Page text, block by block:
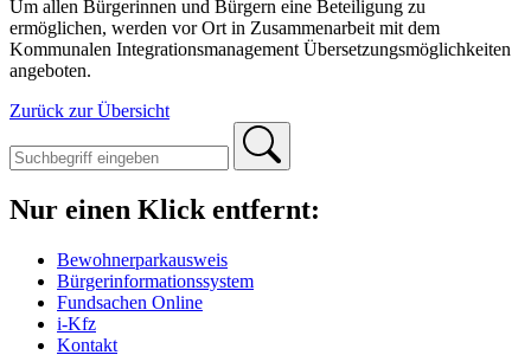
Um allen Bürgerinnen und Bürgern eine Beteiligung zu
ermöglichen, werden vor Ort in Zusammenarbeit mit dem
Kommunalen Integrationsmanagement Übersetzungsmöglichkeiten
angeboten.
Zurück zur Übersicht
Nur einen Klick entfernt:
Bewohnerparkausweis
Bürgerinformationssystem
Fundsachen Online
i-Kfz
Kontakt